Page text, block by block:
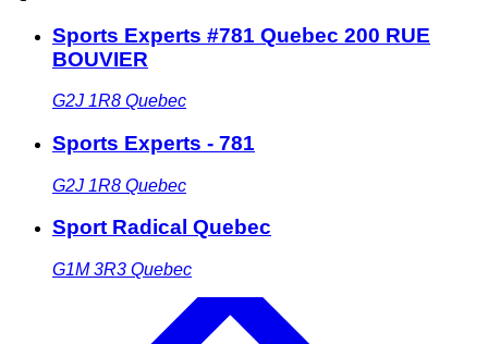
Sports Experts #781 Quebec 200 RUE
BOUVIER
G2J 1R8 Quebec
Sports Experts - 781
G2J 1R8 Quebec
Sport Radical Quebec
G1M 3R3 Quebec